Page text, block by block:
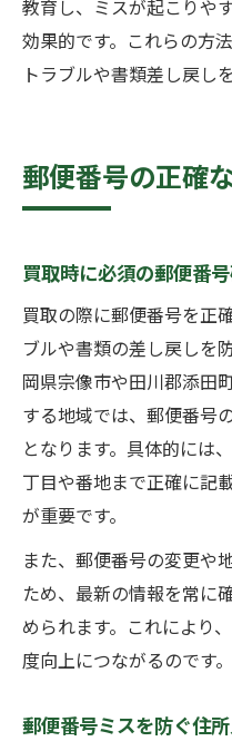
教育し、ミスが起こりや
効果的です。これらの方
トラブルや書類差し戻し
郵便番号の正確
買取時に必須の郵便番
買取の際に郵便番号を正
ブルや書類の差し戻しを
岡県宗像市や田川郡添田
する地域では、郵便番号
となります。具体的には
丁目や番地まで正確に記
が重要です。
また、郵便番号の変更や
ため、最新の情報を常に
められます。これにより
度向上につながるのです。
郵便番号ミスを防ぐ住